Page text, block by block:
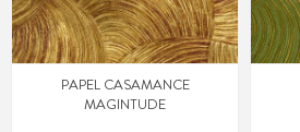
PAPEL CASAMANCE
MAGINTUDE